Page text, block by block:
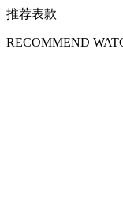
推荐表款
RECOMMEND